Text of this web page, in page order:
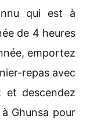
qui est à
de 4 heures
emportez
repas avec
et descendez
Ghunsa pour